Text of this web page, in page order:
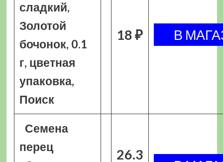
сладкий,
Золотой
бочонок, 0.1
г, цветная
упаковка,
Поиск
18 ₽
Семена
перец
26.3